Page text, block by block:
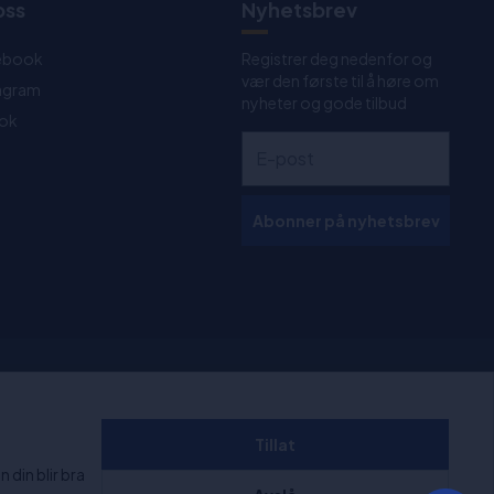
Nyhetsbrev
Registrer deg nedenfor og
vær den første til å høre om
nyheter og gode tilbud
din blir bra